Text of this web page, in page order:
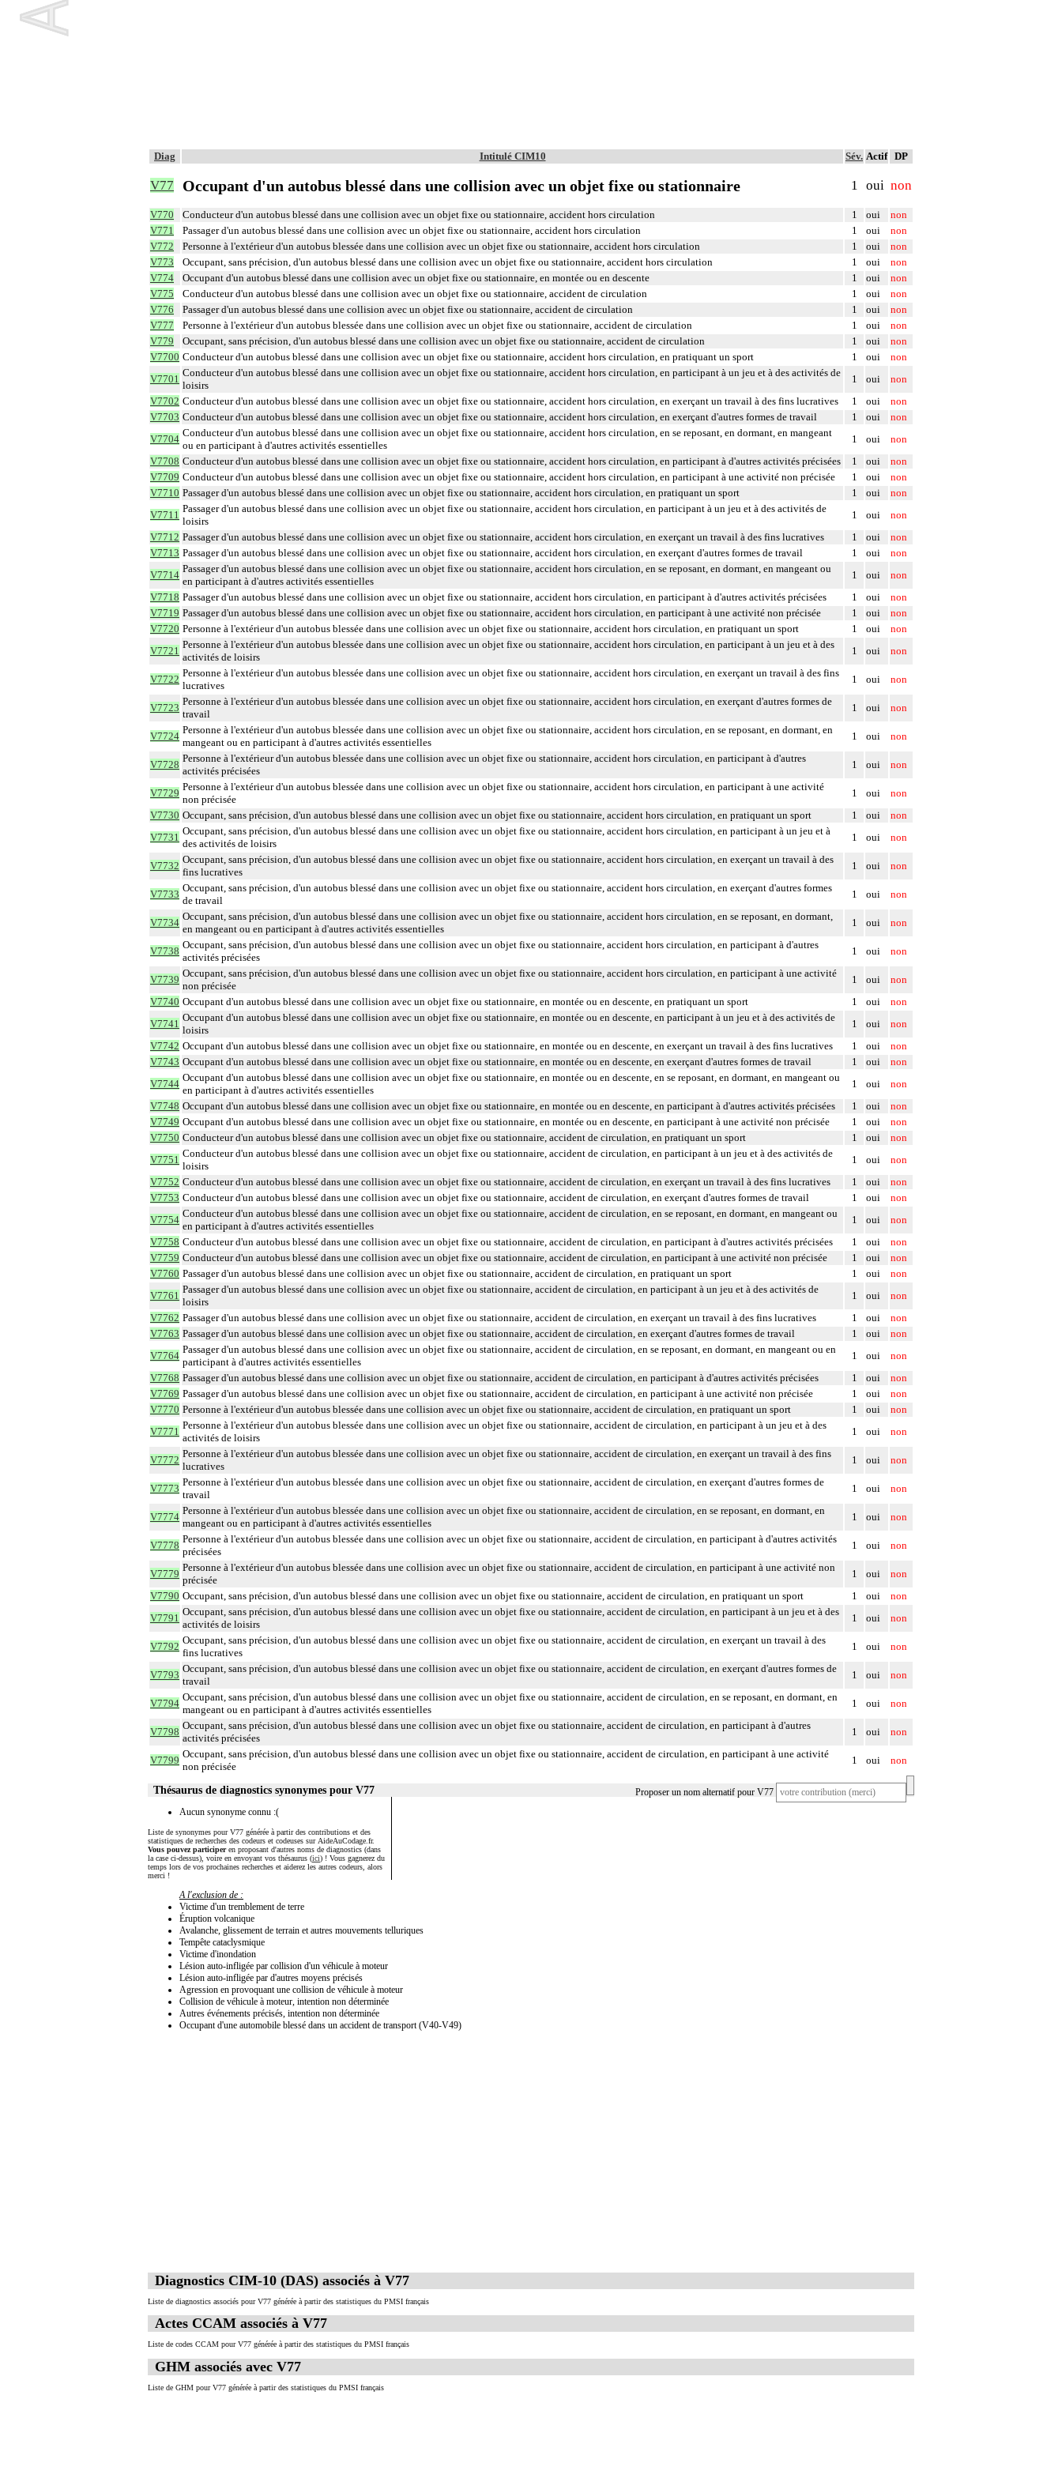
Diag Intitulé CIM10 Sév. Actif DP
V77 Occupant d'un autobus blessé dans une collision avec un objet fixe ou stationnaire 1 oui non
V770 Conducteur d'un autobus blessé dans une collision avec un objet fixe ou stationnaire, accident hors circulation 1 oui
non
V771
Passager d'un autobus blessé dans une collision avec un objet fixe ou stationnaire, accident hors circulation 1 oui
non
V772
Personne à l'extérieur d'un autobus blessée dans une collision avec un objet fixe ou stationnaire, accident hors circulation 1 oui
non
V773
Occupant, sans précision, d'un autobus blessé dans une collision avec un objet fixe ou stationnaire, accident hors circulation 1 oui
non
V774
Occupant d'un autobus blessé dans une collision avec un objet fixe ou stationnaire, en montée ou en descente 1 oui
non
V775
Conducteur d'un autobus blessé dans une collision avec un objet fixe ou stationnaire, accident de circulation 1 oui
non
V776
Passager d'un autobus blessé dans une collision avec un objet fixe ou stationnaire, accident de circulation 1 oui
non
V777
Personne à l'extérieur d'un autobus blessée dans une collision avec un objet fixe ou stationnaire, accident de circulation 1 oui
non
V779
Occupant, sans précision, d'un autobus blessé dans une collision avec un objet fixe ou stationnaire, accident de circulation 1 oui
non
V7700 Conducteur d'un autobus blessé dans une collision avec un objet fixe ou stationnaire, accident hors circulation, en pratiquant un sport 1 oui
non
V7701
Conducteur d'un autobus blessé dans une collision avec un objet fixe ou stationnaire, accident hors circulation, en participant à un jeu et à des activités de
loisirs
1 oui
non
V7702 Conducteur d'un autobus blessé dans une collision avec un objet fixe ou stationnaire, accident hors circulation, en exerçant un travail à des fins lucratives 1 oui
non
V7703 Conducteur d'un autobus blessé dans une collision avec un objet fixe ou stationnaire, accident hors circulation, en exerçant d'autres formes de travail 1 oui
non
V7704
Conducteur d'un autobus blessé dans une collision avec un objet fixe ou stationnaire, accident hors circulation, en se reposant, en dormant, en mangeant
ou en participant à d'autres activités essentielles
1 oui
non
V7708 Conducteur d'un autobus blessé dans une collision avec un objet fixe ou stationnaire, accident hors circulation, en participant à d'autres activités précisées 1 oui
non
V7709 Conducteur d'un autobus blessé dans une collision avec un objet fixe ou stationnaire, accident hors circulation, en participant à une activité non précisée 1 oui
non
V7710 Passager d'un autobus blessé dans une collision avec un objet fixe ou stationnaire, accident hors circulation, en pratiquant un sport 1 oui
non
V7711
Passager d'un autobus blessé dans une collision avec un objet fixe ou stationnaire, accident hors circulation, en participant à un jeu et à des activités de
loisirs
1 oui
non
V7712 Passager d'un autobus blessé dans une collision avec un objet fixe ou stationnaire, accident hors circulation, en exerçant un travail à des fins lucratives 1 oui
non
V7713 Passager d'un autobus blessé dans une collision avec un objet fixe ou stationnaire, accident hors circulation, en exerçant d'autres formes de travail 1 oui
non
V7714
Passager d'un autobus blessé dans une collision avec un objet fixe ou stationnaire, accident hors circulation, en se reposant, en dormant, en mangeant ou
en participant à d'autres activités essentielles
1 oui
non
V7718 Passager d'un autobus blessé dans une collision avec un objet fixe ou stationnaire, accident hors circulation, en participant à d'autres activités précisées 1 oui
non
V7719 Passager d'un autobus blessé dans une collision avec un objet fixe ou stationnaire, accident hors circulation, en participant à une activité non précisée 1 oui
non
V7720 Personne à l'extérieur d'un autobus blessée dans une collision avec un objet fixe ou stationnaire, accident hors circulation, en pratiquant un sport 1 oui
non
V7721
Personne à l'extérieur d'un autobus blessée dans une collision avec un objet fixe ou stationnaire, accident hors circulation, en participant à un jeu et à des
activités de loisirs
1 oui non
V7722
Personne à l'extérieur d'un autobus blessée dans une collision avec un objet fixe ou stationnaire, accident hors circulation, en exerçant un travail à des fins
lucratives
1 oui non
V7723
Personne à l'extérieur d'un autobus blessée dans une collision avec un objet fixe ou stationnaire, accident hors circulation, en exerçant d'autres formes de
travail
1 oui non
V7724
Personne à l'extérieur d'un autobus blessée dans une collision avec un objet fixe ou stationnaire, accident hors circulation, en se reposant, en dormant, en
mangeant ou en participant à d'autres activités essentielles
1 oui non
V7728
Personne à l'extérieur d'un autobus blessée dans une collision avec un objet fixe ou stationnaire, accident hors circulation, en participant à d'autres
activités précisées
1 oui non
V7729
Personne à l'extérieur d'un autobus blessée dans une collision avec un objet fixe ou stationnaire, accident hors circulation, en participant à une activité
non précisée
1 oui
non
V7730 Occupant, sans précision, d'un autobus blessé dans une collision avec un objet fixe ou stationnaire, accident hors circulation, en pratiquant un sport 1 oui
non
V7731
Occupant, sans précision, d'un autobus blessé dans une collision avec un objet fixe ou stationnaire, accident hors circulation, en participant à un jeu et à
des activités de loisirs
1 oui non
V7732
Occupant, sans précision, d'un autobus blessé dans une collision avec un objet fixe ou stationnaire, accident hors circulation, en exerçant un travail à des
fins lucratives
1 oui non
V7733
Occupant, sans précision, d'un autobus blessé dans une collision avec un objet fixe ou stationnaire, accident hors circulation, en exerçant d'autres formes
de travail
1 oui non
V7734
Occupant, sans précision, d'un autobus blessé dans une collision avec un objet fixe ou stationnaire, accident hors circulation, en se reposant, en dormant,
en mangeant ou en participant à d'autres activités essentielles
1 oui non
V7738
Occupant, sans précision, d'un autobus blessé dans une collision avec un objet fixe ou stationnaire, accident hors circulation, en participant à d'autres
activités précisées
1 oui non
V7739
Occupant, sans précision, d'un autobus blessé dans une collision avec un objet fixe ou stationnaire, accident hors circulation, en participant à une activité
non précisée
1 oui
non
V7740 Occupant d'un autobus blessé dans une collision avec un objet fixe ou stationnaire, en montée ou en descente, en pratiquant un sport 1 oui
non
V7741
Occupant d'un autobus blessé dans une collision avec un objet fixe ou stationnaire, en montée ou en descente, en participant à un jeu et à des activités de
loisirs
1 oui
non
V7742 Occupant d'un autobus blessé dans une collision avec un objet fixe ou stationnaire, en montée ou en descente, en exerçant un travail à des fins lucratives 1 oui
non
V7743 Occupant d'un autobus blessé dans une collision avec un objet fixe ou stationnaire, en montée ou en descente, en exerçant d'autres formes de travail 1 oui
non
V7744
Occupant d'un autobus blessé dans une collision avec un objet fixe ou stationnaire, en montée ou en descente, en se reposant, en dormant, en mangeant ou
en participant à d'autres activités essentielles
1 oui
non
V7748 Occupant d'un autobus blessé dans une collision avec un objet fixe ou stationnaire, en montée ou en descente, en participant à d'autres activités précisées 1 oui
non
V7749 Occupant d'un autobus blessé dans une collision avec un objet fixe ou stationnaire, en montée ou en descente, en participant à une activité non précisée 1 oui
non
V7750 Conducteur d'un autobus blessé dans une collision avec un objet fixe ou stationnaire, accident de circulation, en pratiquant un sport 1 oui
non
V7751
Conducteur d'un autobus blessé dans une collision avec un objet fixe ou stationnaire, accident de circulation, en participant à un jeu et à des activités de
loisirs
1 oui
non
V7752 Conducteur d'un autobus blessé dans une collision avec un objet fixe ou stationnaire, accident de circulation, en exerçant un travail à des fins lucratives 1 oui
non
V7753 Conducteur d'un autobus blessé dans une collision avec un objet fixe ou stationnaire, accident de circulation, en exerçant d'autres formes de travail 1 oui
non
V7754
Conducteur d'un autobus blessé dans une collision avec un objet fixe ou stationnaire, accident de circulation, en se reposant, en dormant, en mangeant ou
en participant à d'autres activités essentielles
1 oui
non
V7758 Conducteur d'un autobus blessé dans une collision avec un objet fixe ou stationnaire, accident de circulation, en participant à d'autres activités précisées 1 oui
non
V7759 Conducteur d'un autobus blessé dans une collision avec un objet fixe ou stationnaire, accident de circulation, en participant à une activité non précisée 1 oui
non
V7760 Passager d'un autobus blessé dans une collision avec un objet fixe ou stationnaire, accident de circulation, en pratiquant un sport 1 oui
non
V7761
Passager d'un autobus blessé dans une collision avec un objet fixe ou stationnaire, accident de circulation, en participant à un jeu et à des activités de
loisirs
1 oui
non
V7762 Passager d'un autobus blessé dans une collision avec un objet fixe ou stationnaire, accident de circulation, en exerçant un travail à des fins lucratives 1 oui
non
V7763 Passager d'un autobus blessé dans une collision avec un objet fixe ou stationnaire, accident de circulation, en exerçant d'autres formes de travail 1 oui
non
V7764
Passager d'un autobus blessé dans une collision avec un objet fixe ou stationnaire, accident de circulation, en se reposant, en dormant, en mangeant ou en
participant à d'autres activités essentielles
1 oui
non
V7768 Passager d'un autobus blessé dans une collision avec un objet fixe ou stationnaire, accident de circulation, en participant à d'autres activités précisées 1 oui
non
V7769 Passager d'un autobus blessé dans une collision avec un objet fixe ou stationnaire, accident de circulation, en participant à une activité non précisée 1 oui
non
V7770 Personne à l'extérieur d'un autobus blessée dans une collision avec un objet fixe ou stationnaire, accident de circulation, en pratiquant un sport 1 oui
non
V7771
Personne à l'extérieur d'un autobus blessée dans une collision avec un objet fixe ou stationnaire, accident de circulation, en participant à un jeu et à des
activités de loisirs
1 oui non
V7772
Personne à l'extérieur d'un autobus blessée dans une collision avec un objet fixe ou stationnaire, accident de circulation, en exerçant un travail à des fins
lucratives
1 oui non
V7773
Personne à l'extérieur d'un autobus blessée dans une collision avec un objet fixe ou stationnaire, accident de circulation, en exerçant d'autres formes de
travail
1 oui non
V7774
Personne à l'extérieur d'un autobus blessée dans une collision avec un objet fixe ou stationnaire, accident de circulation, en se reposant, en dormant, en
mangeant ou en participant à d'autres activités essentielles
1 oui non
V7778
Personne à l'extérieur d'un autobus blessée dans une collision avec un objet fixe ou stationnaire, accident de circulation, en participant à d'autres activités
précisées
1 oui non
V7779
Personne à l'extérieur d'un autobus blessée dans une collision avec un objet fixe ou stationnaire, accident de circulation, en participant à une activité non
précisée
1 oui
non
V7790 Occupant, sans précision, d'un autobus blessé dans une collision avec un objet fixe ou stationnaire, accident de circulation, en pratiquant un sport 1 oui
non
V7791
Occupant, sans précision, d'un autobus blessé dans une collision avec un objet fixe ou stationnaire, accident de circulation, en participant à un jeu et à des
activités de loisirs
1 oui non
V7792
Occupant, sans précision, d'un autobus blessé dans une collision avec un objet fixe ou stationnaire, accident de circulation, en exerçant un travail à des
fins lucratives
1 oui non
V7793
Occupant, sans précision, d'un autobus blessé dans une collision avec un objet fixe ou stationnaire, accident de circulation, en exerçant d'autres formes de
travail
1 oui non
V7794
Occupant, sans précision, d'un autobus blessé dans une collision avec un objet fixe ou stationnaire, accident de circulation, en se reposant, en dormant, en
mangeant ou en participant à d'autres activités essentielles
1 oui non
V7798
Occupant, sans précision, d'un autobus blessé dans une collision avec un objet fixe ou stationnaire, accident de circulation, en participant à d'autres
activités précisées
1 oui non
V7799
Occupant, sans précision, d'un autobus blessé dans une collision avec un objet fixe ou stationnaire, accident de circulation, en participant à une activité
non précisée
1 oui non
Proposer un nom alternatif pour V77
Thésaurus de diagnostics synonymes pour V77
Aucun synonyme connu :(
Liste de synonymes pour V77 générée à partir des contributions et des
statistiques de recherches des codeurs et codeuses sur AideAuCodage.fr.
Vous pouvez participeren proposant d'autres noms de diagnostics (dans
la case ci-dessus), voire en envoyant vos thésaurus (ici) ! Vous gagnerez du
temps lors de vos prochaines recherches et aiderez les autres codeurs, alors
merci !
A l'exclusion de :
Victime d'un tremblement de terre
Éruption volcanique
Avalanche, glissement de terrain et autres mouvements telluriques
Tempête cataclysmique
Victime d'inondation
Lésion auto-infligée par collision d'un véhicule à moteur
Lésion auto-infligée par d'autres moyens précisés
Agression en provoquant une collision de véhicule à moteur
Collision de véhicule à moteur, intention non déterminée
Autres événements précisés, intention non déterminée
Occupant d'une automobile blessé dans un accident de transport (V40-V49)
Diagnostics CIM-10 (DAS) associés à V77
Liste de diagnostics associés pour V77 générée à partir des statistiques du PMSI français
Actes CCAM associés à V77
Liste de codes CCAM pour V77 générée à partir des statistiques du PMSI français
GHM associés avec V77
Liste de GHM pour V77 générée à partir des statistiques du PMSI français